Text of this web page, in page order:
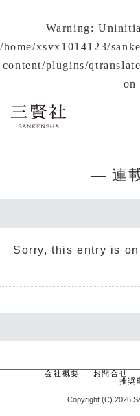
Warning:
/home/xsvx1014123/
content/plugins/
on
— 連
Sorry, this entry is
会社概要 お問合せ
推奨
Copyright (C) 2026